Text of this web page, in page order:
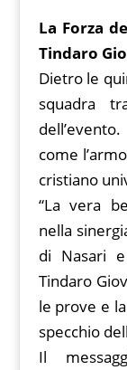
La Forza
Tindaro
Dietro le
squadra
come
cristiano
“La vera
nella
di Nasari
Tindaro
le prove e
specchio
Il